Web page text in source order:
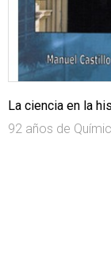
La ciencia en la
92 años de